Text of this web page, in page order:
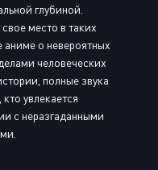
глубиной.
место в таких
аниме о невероятных
человеческих
полные звука
увлекается
с неразгаданными